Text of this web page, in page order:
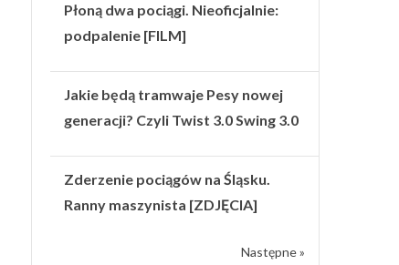
Płoną dwa pociągi. Nieoficjalnie:
podpalenie [FILM]
Jakie będą tramwaje Pesy nowej
generacji? Czyli Twist 3.0 Swing 3.0
Zderzenie pociągów na Śląsku.
Ranny maszynista [ZDJĘCIA]
Następne »